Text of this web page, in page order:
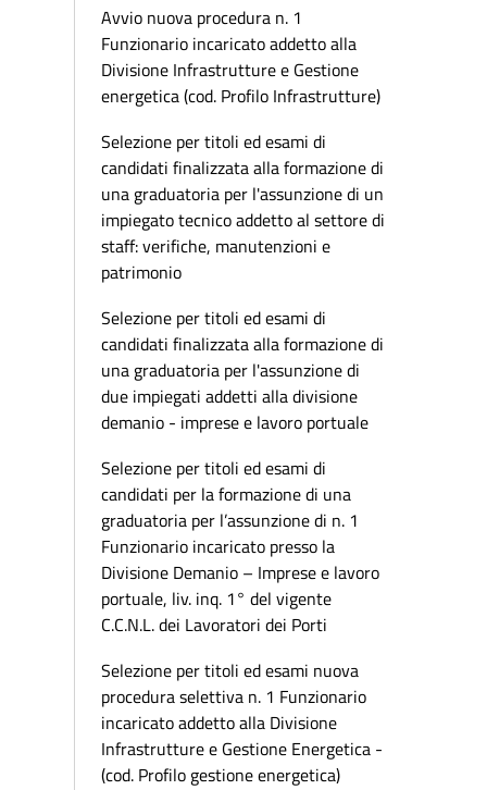
Avvio nuova procedura n. 1
Funzionario incaricato addetto alla
Divisione Infrastrutture e Gestione
energetica (cod. Profilo Infrastrutture)
Selezione per titoli ed esami di
candidati finalizzata alla formazione di
una graduatoria per l'assunzione di un
impiegato tecnico addetto al settore di
staff: verifiche, manutenzioni e
patrimonio
Selezione per titoli ed esami di
candidati finalizzata alla formazione di
una graduatoria per l'assunzione di
due impiegati addetti alla divisione
demanio - imprese e lavoro portuale
Selezione per titoli ed esami di
candidati per la formazione di una
graduatoria per l’assunzione di n. 1
Funzionario incaricato presso la
Divisione Demanio – Imprese e lavoro
portuale, liv. inq. 1° del vigente
C.C.N.L. dei Lavoratori dei Porti
Selezione per titoli ed esami nuova
procedura selettiva n. 1 Funzionario
incaricato addetto alla Divisione
Infrastrutture e Gestione Energetica -
(cod. Profilo gestione energetica)